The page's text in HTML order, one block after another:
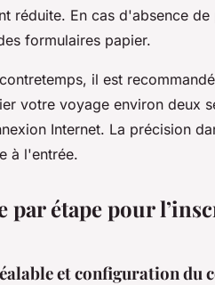
réduite. En cas d'absence
formulaires papier.
il est
votre voyage environ deux
Internet. La précision
à l'entrée.
par étape pour
et configuration du